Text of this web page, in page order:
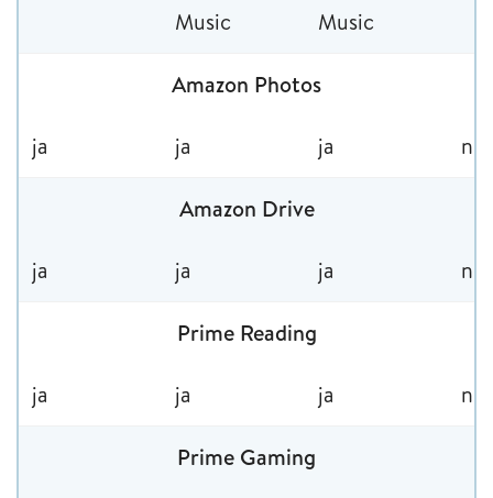
Music
Music
Amazon Photos
ja ja ja
Amazon Drive
ja ja ja
Prime Reading
ja ja ja
Prime Gaming